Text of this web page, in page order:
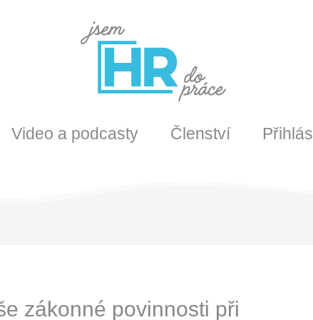
Video a podcasty Členství
zákonné povinnosti při